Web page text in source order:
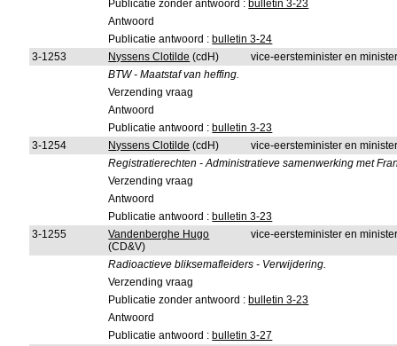
Publicatie zonder antwoord : bulletin 3-23
Antwoord
Publicatie antwoord : bulletin 3-24
3-1253
Nyssens Clotilde (cdH)
vice-eersteminister en
BTW - Maatstaf van heffing.
Verzending vraag
Antwoord
Publicatie antwoord : bulletin 3-23
3-1254
Nyssens Clotilde (cdH)
vice-eersteminister en
Registratierechten - Administratieve samenwerking met
Verzending vraag
Antwoord
Publicatie antwoord : bulletin 3-23
3-1255
Vandenberghe Hugo
(CD&V)
vice-eersteminister en
Radioactieve bliksemafleiders - Verwijdering.
Verzending vraag
Publicatie zonder antwoord : bulletin 3-23
Antwoord
Publicatie antwoord : bulletin 3-27